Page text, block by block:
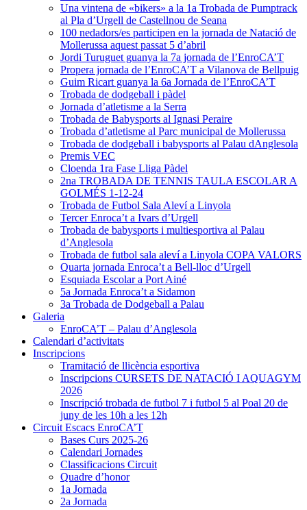
Una vintena de «bikers» a la 1a Trobada de Pumptrack
al Pla d’Urgell de Castellnou de Seana
100 nedadors/es participen en la jornada de Natació de
Mollerussa aquest passat 5 d’abril
Jordi Turuguet guanya la 7a jornada de l’EnroCA’T
Propera jornada de l’EnroCA’T a Vilanova de Bellpuig
Guim Ricart guanya la 6a Jornada de l’EnroCA’T
Trobada de dodgeball i pàdel
Jornada d’atletisme a la Serra
Trobada de Babysports al Ignasi Peraire
Trobada d’atletisme al Parc municipal de Mollerussa
Trobada de dodgeball i babysports al Palau dAnglesola
Premis VEC
Cloenda 1ra Fase Lliga Pàdel
2na TROBADA DE TENNIS TAULA ESCOLAR A
GOLMÉS 1-12-24
Trobada de Futbol Sala Aleví a Linyola
Tercer Enroca’t a Ivars d’Urgell
Trobada de babysports i multiesportiva al Palau
d’Anglesola
Trobada de futbol sala aleví a Linyola COPA VALORS
Quarta jornada Enroca’t a Bell-lloc d’Urgell
Esquiada Escolar a Port Ainé
5a Jornada Enroca’t a Sidamon
3a Trobada de Dodgeball a Palau
Galeria
EnroCA’T – Palau d’Anglesola
Calendari d’activitats
Inscripcions
Tramitació de llicència esportiva
Inscripcions CURSETS DE NATACIÓ I AQUAGYM
2026
Inscripció trobada de futbol 7 i futbol 5 al Poal 20 de
juny de les 10h a les 12h
Circuit Escacs EnroCA’T
Bases Curs 2025-26
Calendari Jornades
Classificacions Circuit
Quadre d’honor
1a Jornada
2a Jornada